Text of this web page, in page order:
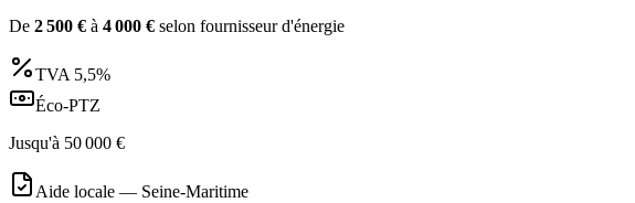
De 2 500 € à 4 000 € selon fournisseur d'énergie
TVA 5,5%
Éco-PTZ
Jusqu'à 50 000 €
Aide locale — Seine-Maritime